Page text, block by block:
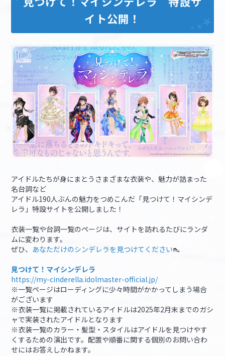
イト公開！
アイドルたちが身にまとうさまざまな衣装や、魅力が詰まった
名台詞など
アイドル190人ぶんの魅力をつめこんだ「見つけて！マイシンデ
レラ」特設サイトを公開しました！
衣装一覧や台詞一覧のページは、サイトを訪れるたびにランダ
ムに変わります。
ぜひ、 あなただけのシンデレラを見つけてください👠
見つけて！マイシンデレラ
https://my-cinderella.idolmaster-official.jp/
※一覧ページはローディングに少々時間がかかってしまう場合
がございます
※衣装一覧に掲載されているアイドルは2025年2月末までのガシ
ャで実装されたアイドルとなります
※衣装一覧のカラー・髪型・スタイルはアイドルを見つけやす
くするための演出です。配置や順番に関する個別のお問い合わ
せにはお答えしかねます。